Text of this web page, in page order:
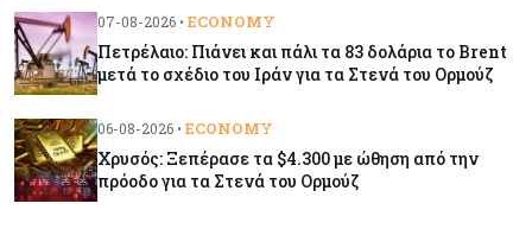
Κόσμος 09-08-2026
προκαλούν αντιδράσεις και ο λογαριασμός –
μαμούθ
07-08-2026 • ECONOMY
Πετρέλαιο: Πιάνει και πάλι τα 83 δολάρια το Brent
μετά το σχέδιο του Ιράν για τα Στενά του Ορμούζ
06-08-2026 • ECONOMY
Χρυσός: Ξεπέρασε τα $4.300 με ώθηση από την
πρόοδο για τα Στενά του Ορμούζ